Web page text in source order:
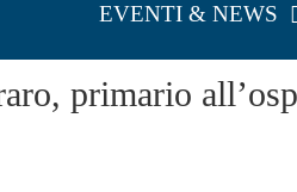
EVENTI & NEWS
primario